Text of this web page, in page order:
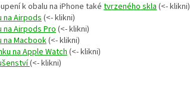
k obalu na iPhone také tvrzeného skla(<- klikni)
na Airpods(<- klikni)
na Airpods Pro(<- klikni)
na Macbook(<- klikni)
na Apple Watch(<- klikni)
(<- klikni)